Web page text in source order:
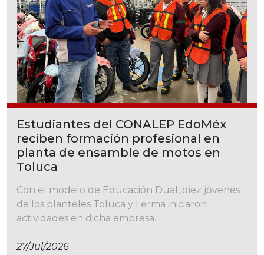
Estudiantes del CONALEP EdoMéx
reciben formación profesional en
planta de ensamble de motos en
Toluca
Con el modelo de Educación Dual, diez jóvenes
de los planteles Toluca y Lerma iniciaron
actividades en dicha empresa.
27/jul/2026